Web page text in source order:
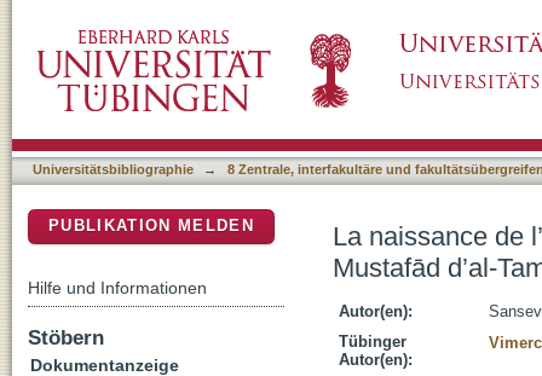
603/1206)
Universitätsbibliographie → 8 Zentrale, interfakultäre und
La naissance de
Mustafād d’al-
Autor(en):
Tübinger
Autor(en):
PUBLIKATION MELDEN
Hilfe und Informationen
Stöbern
Dokumentanzeige